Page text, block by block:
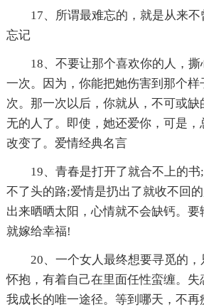
17、所谓最难忘的，就是从来
忘记
18、不要让那个喜欢你的人，
一次。因为，你能把她伤害到那个样
次。那一次以后，你就从，不可或
无的人了。即使，她还爱你，可是
改变了。爱情经典名言
19、青春是打开了就合不上的
不了头的路;爱情是扔出了就收不回
出来晒晒太阳，心情就不会缺钙。
就嫁给幸福!
20、一个女人最终想要寻觅的
怀抱，有着自己在里面任性蛮缠。失
我成长的唯一途径。等到哪天，不再